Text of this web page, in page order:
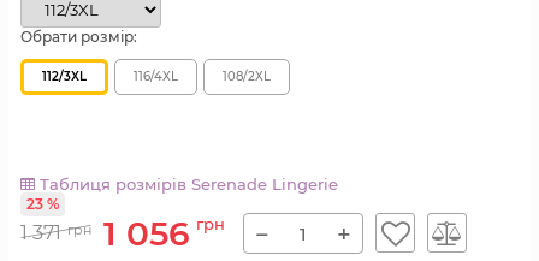
Обрати розмір:
112/3XL 116/4XL 108/2XL
Таблиця розмірів Serenade Lingerie
1 371 грн 1 056 грн
23 %
− +